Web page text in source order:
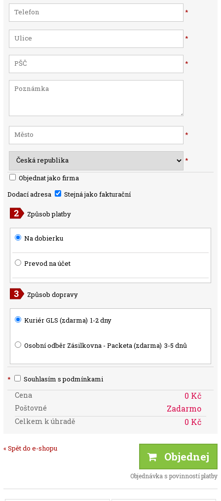
*
*
*
*
*
Objednat jako firma
Dodací adresa
Stejná jako fakturační
Způsob platby
Na dobierku
Prevod na účet
Způsob dopravy
Kuriér GLS (zdarma) 1-2 dny
Osobní odběr Zásilkovna - Packeta (zdarma) 3-5 dnů
* Souhlasím s podmínkami
Cena 0 Kč
Poštovné Zadarmo
Celkem k úhradě 0 Kč
« Spět do e-shopu
Objednej
Objednávka s povinností platby